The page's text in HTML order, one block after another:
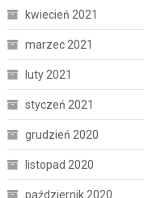
kwiecień 2021
marzec 2021
luty 2021
styczeń 2021
grudzień 2020
listopad 2020
październik 2020